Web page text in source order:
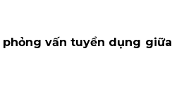
phỏng vấn tuyển dụng giữa